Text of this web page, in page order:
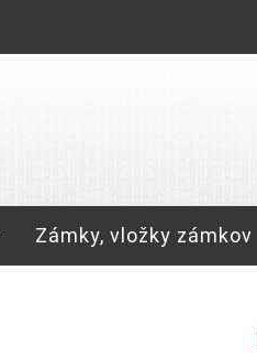
Zámky, vložky zámkov